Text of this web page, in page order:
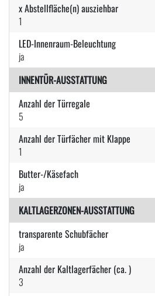
x Abstellfläche(n) ausziehbar
1
LED-Innenraum-Beleuchtung
ja
INNENTÜR-AUSSTATTUNG
Anzahl der Türregale
5
Anzahl der Türfächer mit Klappe
1
Butter-/Käsefach
ja
KALTLAGERZONEN-AUSSTATTUNG
transparente Schubfächer
ja
Anzahl der Kaltlagerfächer (ca. )
3